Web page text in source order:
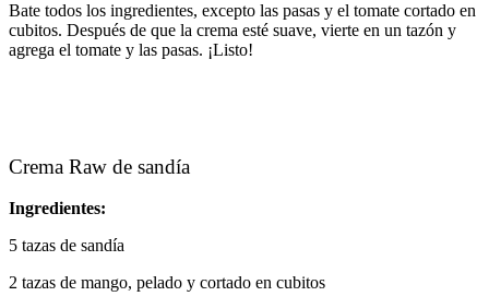
Bate todos los ingredientes, excepto las pasas y el tomate cortado en
cubitos. Después de que la crema esté suave, vierte en un tazón y
agrega el tomate y las pasas. ¡Listo!
Crema Raw de sandía
Ingredientes:
5 tazas de sandía
2 tazas de mango, pelado y cortado en cubitos